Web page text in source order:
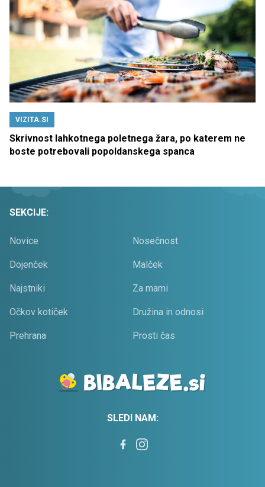
VIZITA.SI
Skrivnost lahkotnega poletnega žara, po katerem ne
boste potrebovali popoldanskega spanca
SEKCIJE:
Novice Nosečnost
Dojenček Malček
Najstniki Za mami
Očkov kotiček Družina in odnosi
Prehrana Prosti čas
SLEDI NAM: